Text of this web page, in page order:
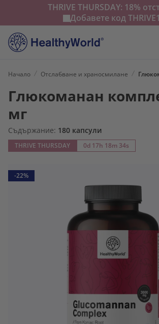
THRIVE THURSDAY: 18%
Добавете код
Начало Отслабване и храносмилане
Глюкоманан
мг
Съдържание: 180 капсули
THRIVE THURSDAY 0d 17h 18m 32s
-22%